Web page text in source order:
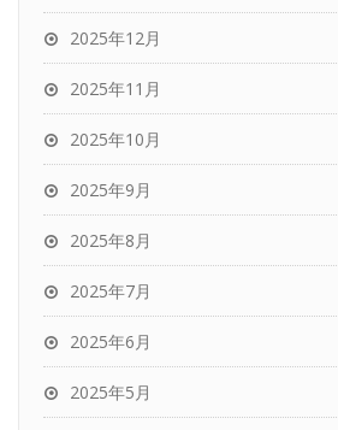
2025年12月
2025年11月
2025年10月
2025年9月
2025年8月
2025年7月
2025年6月
2025年5月